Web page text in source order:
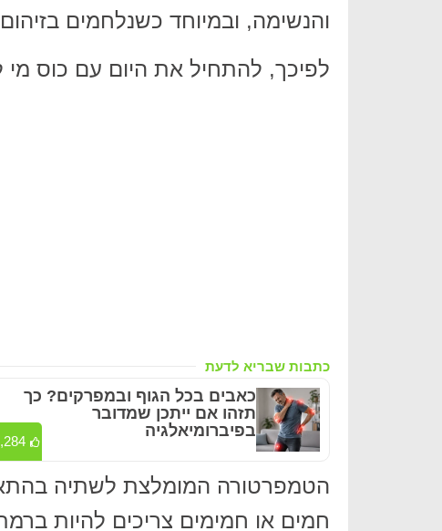
והנשימה, ובמיוחד כשנלחמים
לפיכך, להתחיל את היום עם כוס מי
כתבות שבריא לדעת
כאבים בכל הגוף ובמפרקים? כך
תזהו אם ייתכן שמדובר
בפיברומיאלגיה
הטמפרטורה המומלצת לשתיה